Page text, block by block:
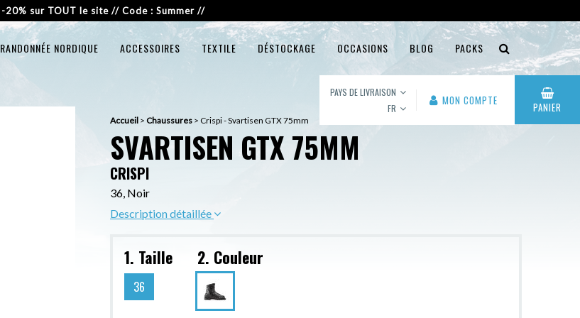
-20% sur TOUT le site // Code : Summer //
RANDONNÉE NORDIQUE ACCESSOIRES TEXTILE DÉSTOCKAGE OCCASIONS BLOG PACKS
PAYS DE LIVRAISON
FR
MON COMPTE PANIER
Accueil > Chaussures > Crispi - Svartisen GTX 75mm
SVARTISEN GTX 75MM
CRISPI
36, Noir
Description détaillée
1. Taille
36
2. Couleur